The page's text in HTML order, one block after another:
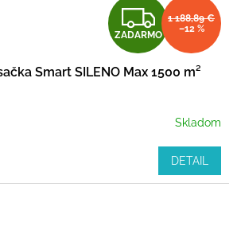
Z
A
D
A
R
M
ZADARMO
1 188,89 €
–12 %
Smart SILENO Max 1500 m²
Skladom
DETAIL